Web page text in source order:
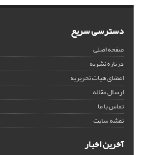
دسترسی سریع
صفحه اصلی
درباره نشریه
اعضای هیات تحریریه
ارسال مقاله
تماس با ما
نقشه سایت
آخرین اخبار